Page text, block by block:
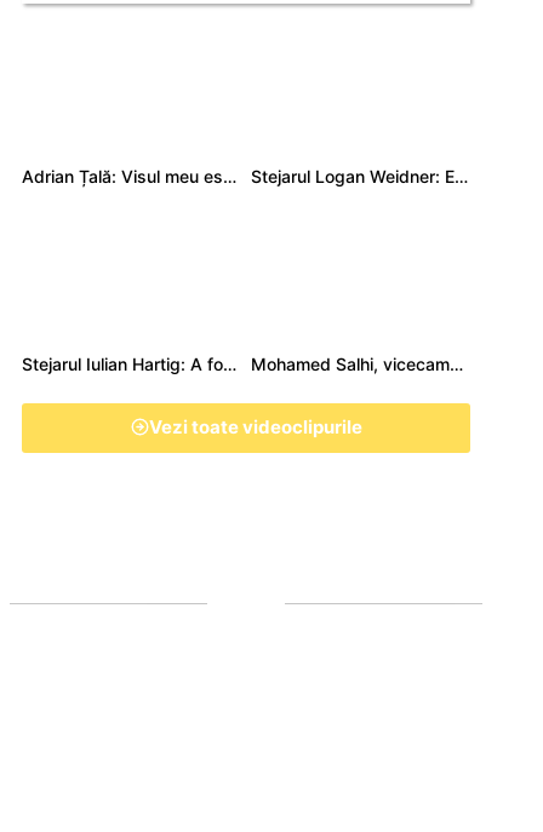
Adrian Țală: Visul meu este să debutez pentru România Stejarul Logan Weidner: Echipa a muncit mult, iar asta se va vedea în meciurile de la Nations Cup
Stejarul Iulian Hartig: A fost un turneu care a unit mai mult echipa Mohamed Salhi, vicecampion național juniori I: Rugby-ul te învață să accepți și înfrângerile
Vezi toate videoclipurile